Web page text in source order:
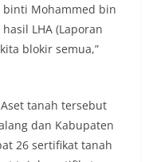
binti Mohammed bin
LHA (Laporan
blokir semua,”
tanah tersebut
dan Kabupaten
26 sertifikat tanah